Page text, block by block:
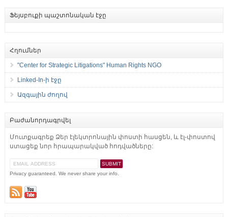
Ֆեյսբուքի պաշտոնական էջը
Հղումներ
"Center for Strategic Litigations" Human Rights NGO
Linked-In-ի էջը
Ազգային ժողով
Բաժանորդագրվել
Մուտքագրեք Ձեր էլեկտրոնային փոստի հասցեն, և էլ-փոստով
ստացեք նոր հրապարակված հոդվածները:
Privacy guaranteed. We never share your info.